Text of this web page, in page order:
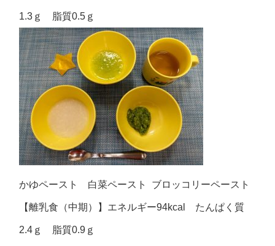
1.3ｇ 脂質0.5ｇ
かゆペースト 白菜ペースト ブロッコリーペースト
【離乳食（中期）】エネルギー94kcal たんぱく質
2.4ｇ 脂質0.9ｇ